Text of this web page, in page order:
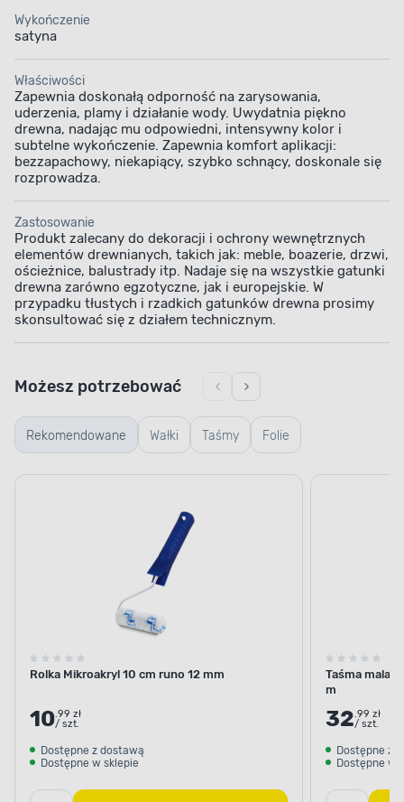
Wykończenie
satyna
Właściwości
Zapewnia doskonałą odporność na zarysowania,
uderzenia, plamy i działanie wody. Uwydatnia piękno
drewna, nadając mu odpowiedni, intensywny kolor i
subtelne wykończenie. Zapewnia komfort aplikacji:
bezzapachowy, niekapiący, szybko schnący, doskonale się
rozprowadza.
Zastosowanie
Produkt zalecany do dekoracji i ochrony wewnętrznych
elementów drewnianych, takich jak: meble, boazerie, drzwi,
ościeżnice, balustrady itp. Nadaje się na wszystkie gatunki
drewna zarówno egzotyczne, jak i europejskie. W
przypadku tłustych i rzadkich gatunków drewna prosimy
skonsultować się z działem technicznym.
Rekomendowane Wałki Taśmy Folie
Możesz potrzebować
Rolka Mikroakryl 10 cm runo 12 mm
10.99 zł
/ szt.
Dostępne z dostawą
Dostępne w sklepie
Taśma
m
32.99 zł
/ szt.
Dostępne z
Dostępne w